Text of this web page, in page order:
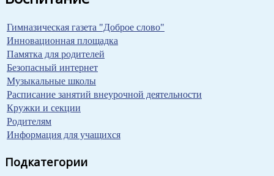
Гимназическая газета "Доброе слово"
Инновационная площадка
Памятка для родителей
Безопасный интернет
Музыкальные школы
Расписание занятий внеурочной деятельности
Кружки и секции
Родителям
Информация для учащихся
Подкатегории